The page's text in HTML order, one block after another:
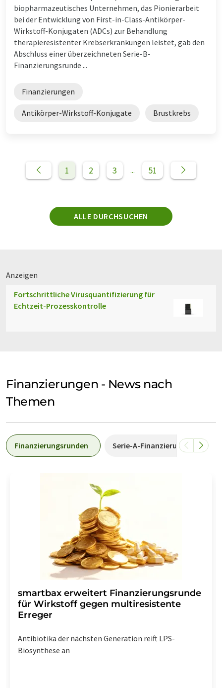
biopharmazeutisches Unternehmen, das Pionierarbeit
bei der Entwicklung von First-in-Class-Antikörper-
Wirkstoff-Konjugaten (ADCs) zur Behandlung
therapieresistenter Krebserkrankungen leistet, gab den
Abschluss einer überzeichneten Serie-B-
Finanzierungsrunde ...
Finanzierungen
Antikörper-Wirkstoff-Konjugate Brustkrebs
1 2 3 ... 51
ALLE DURCHSUCHEN
Anzeigen
Fortschrittliche Virusquantifizierung für
Echtzeit-Prozesskontrolle
Finanzierungen - News nach
Themen
Finanzierungsrunden Serie-A-Finanzierung
smartbax erweitert Finanzierungsrunde
für Wirkstoff gegen multiresistente
Erreger
Antibiotika der nächsten Generation reift LPS-
Biosynthese an